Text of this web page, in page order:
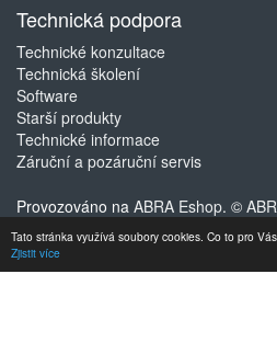
Tato stránka využívá soubory cookies. Co to pro
Zjistit více
Technická podpora
Technické konzultace
Technická školení
Software
Starší produkty
Technické informace
Záruční a pozáruční servis
Provozováno na ABRA Eshop. ©